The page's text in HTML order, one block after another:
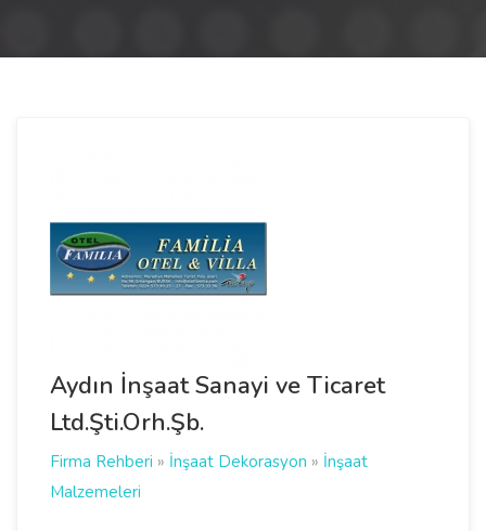
Aydın İnşaat Sanayi ve Ticaret
Ltd.Şti.Orh.Şb.
Firma Rehberi » İnşaat Dekorasyon » İnşaat
Malzemeleri